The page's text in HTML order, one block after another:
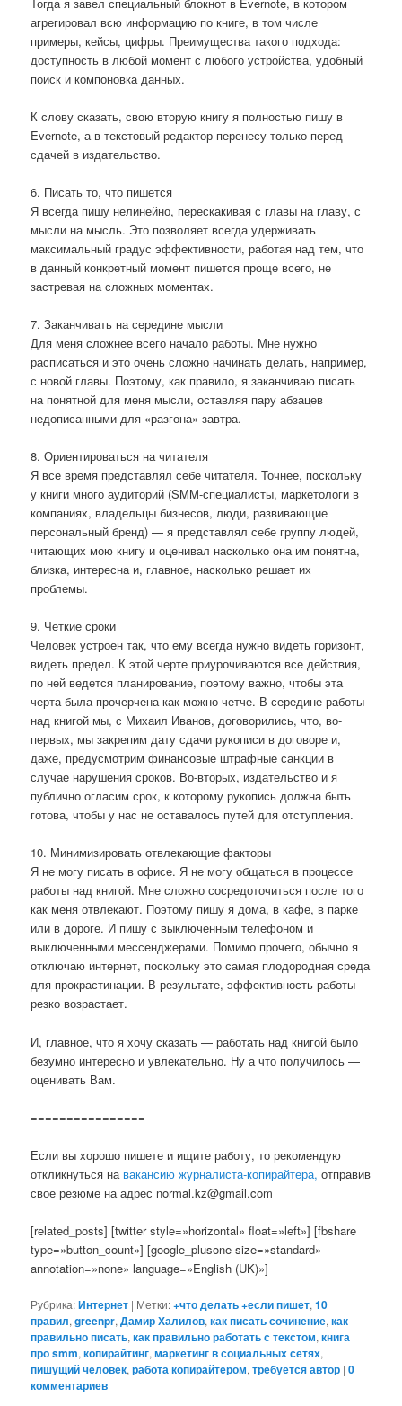
агрегировал всю информацию по книге, в том числе
примеры, кейсы, цифры. Преимущества такого подхода:
доступность в любой момент с любого устройства, удобный
поиск и компоновка данных.
К слову сказать, свою вторую книгу я полностью пишу в
Evernote, а в текстовый редактор перенесу только перед
сдачей в издательство.
6. Писать то, что пишется
Я всегда пишу нелинейно, перескакивая с главы на главу, с
мысли на мысль. Это позволяет всегда удерживать
максимальный градус эффективности, работая над тем, что
в данный конкретный момент пишется проще всего, не
застревая на сложных моментах.
7. Заканчивать на середине мысли
Для меня сложнее всего начало работы. Мне нужно
расписаться и это очень сложно начинать делать, например,
с новой главы. Поэтому, как правило, я заканчиваю писать
на понятной для меня мысли, оставляя пару абзацев
недописанными для «разгона» завтра.
8. Ориентироваться на читателя
Я все время представлял себе читателя. Точнее, поскольку
у книги много аудиторий (SMM-специалисты, маркетологи в
компаниях, владельцы бизнесов, люди, развивающие
персональный бренд) — я представлял себе группу людей,
читающих мою книгу и оценивал насколько она им понятна,
близка, интересна и, главное, насколько решает их
проблемы.
9. Четкие сроки
Человек устроен так, что ему всегда нужно видеть горизонт,
видеть предел. К этой черте приурочиваются все действия,
по ней ведется планирование, поэтому важно, чтобы эта
черта была прочерчена как можно четче. В середине работы
над книгой мы, с Михаил Иванов, договорились, что, во-
первых, мы закрепим дату сдачи рукописи в договоре и,
даже, предусмотрим финансовые штрафные санкции в
случае нарушения сроков. Во-вторых, издательство и я
публично огласим срок, к которому рукопись должна быть
готова, чтобы у нас не оставалось путей для отступления.
10. Минимизировать отвлекающие факторы
Я не могу писать в офисе. Я не могу общаться в процессе
работы над книгой. Мне сложно сосредоточиться после того
как меня отвлекают. Поэтому пишу я дома, в кафе, в парке
или в дороге. И пишу с выключенным телефоном и
выключенными мессенджерами. Помимо прочего, обычно я
отключаю интернет, поскольку это самая плодородная среда
для прокрастинации. В результате, эффективность работы
резко возрастает.
И, главное, что я хочу сказать — работать над книгой было
безумно интересно и увлекательно. Ну а что получилось —
оценивать Вам.
================
Если вы хорошо пишете и ищите работу, то рекомендую
откликнуться на вакансию журналиста-копирайтера, отправив
свое резюме на адрес normal.kz@gmail.com
[related_posts] [twitter style=»horizontal» float=»left»] [fbshare
type=»button_count»] [google_plusone size=»standard»
annotation=»none» language=»English (UK)»]
Рубрика:Интернет | Метки:+что делать +если пишет,10
правил,greenpr,Дамир Халилов,как писать сочинение,как
правильно писать,как правильно работать с текстом,книга
про smm,копирайтинг,маркетинг в социальных сетях,
пишущий человек,работа копирайтером,требуется автор |0
комментариев